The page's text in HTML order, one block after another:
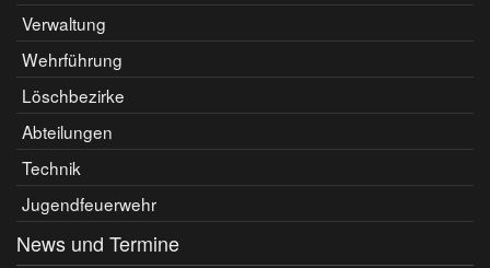
Verwaltung
Wehrführung
Löschbezirke
Abteilungen
Technik
Jugendfeuerwehr
News und Termine